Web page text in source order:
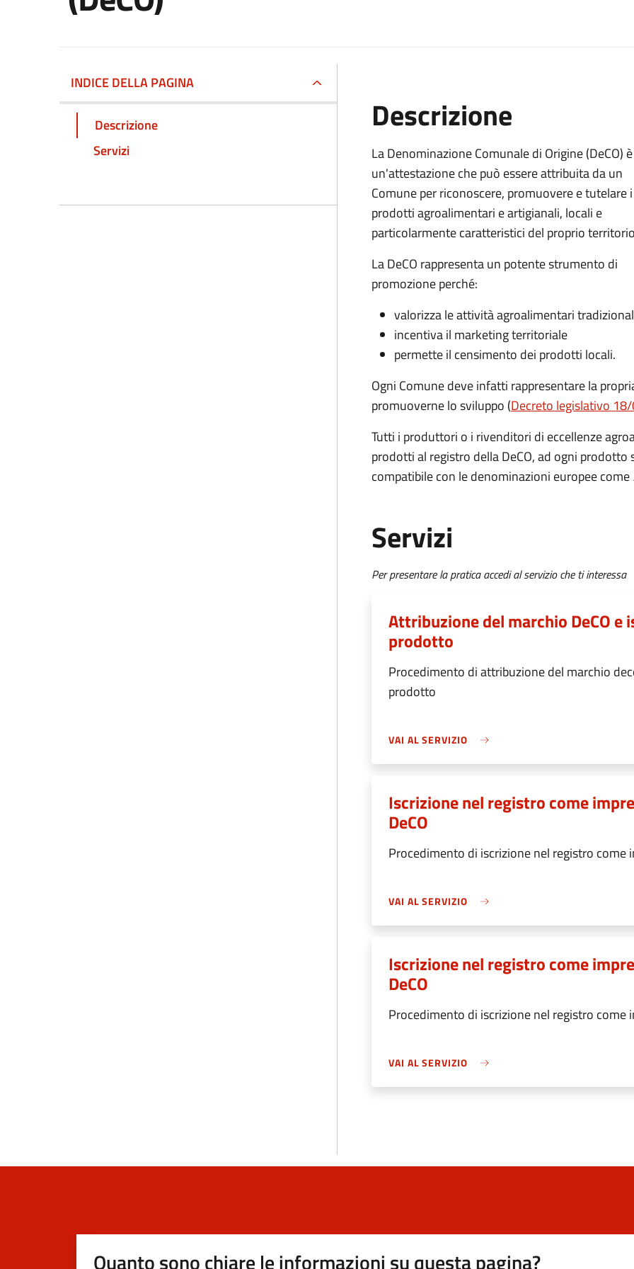
INDICE DELLA PAGINA
Descrizione
Servizi
Descrizione
La Denominazione Comunale di Origine (DeCO) è
un'attestazione che può essere attribuita da un
Comune per riconoscere, promuovere e tutelare i
prodotti agroalimentari e artigianali, locali e
particolarmente caratteristici del proprio
La DeCO rappresenta un potente strumento di
promozione perché:
valorizza le attività agroalimentari
incentiva il marketing territoriale
permette il censimento dei prodotti locali.
Ogni Comune deve infatti rappresentare la
promuoverne lo sviluppo (Decreto legislativo
Tutti i produttori o i rivenditori di eccellenze
prodotti al registro della DeCO, ad ogni
compatibile con le denominazioni europee come
Servizi
Per presentare la pratica accedi al servizio che ti interessa
Attribuzione del marchio DeCO
prodotto
Procedimento di attribuzione del marchio
prodotto
VAI AL SERVIZIO
Iscrizione nel registro come
DeCO
Procedimento di iscrizione nel registro
VAI AL SERVIZIO
Iscrizione nel registro come
DeCO
Procedimento di iscrizione nel registro
VAI AL SERVIZIO
Quanto sono chiare le informazioni su questa pagina?